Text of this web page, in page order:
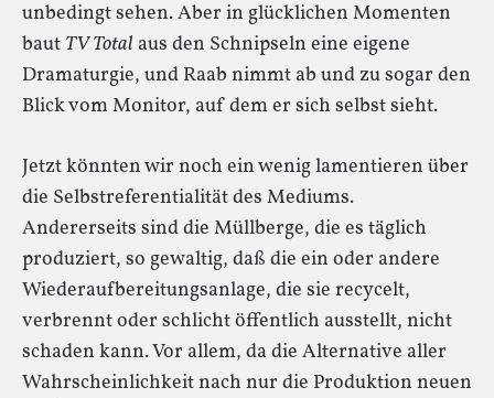
unbedingt sehen. Aber in glücklichen Momenten
baut TV Total aus den Schnipseln eine eigene
Dramaturgie, und Raab nimmt ab und zu sogar den
Blick vom Monitor, auf dem er sich selbst sieht.
Jetzt könnten wir noch ein wenig lamentieren über
die Selbstreferentialität des Mediums.
Andererseits sind die Müllberge, die es täglich
produziert, so gewaltig, daß die ein oder andere
Wiederaufbereitungsanlage, die sie recycelt,
verbrennt oder schlicht öffentlich ausstellt, nicht
schaden kann. Vor allem, da die Alternative aller
Wahrscheinlichkeit nach nur die Produktion neuen